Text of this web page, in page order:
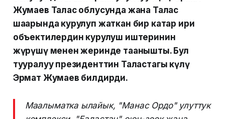
Жумаев Талас облусунда жана Талас
шаарында курулуп жаткан бир катар ири
объектилердин курулуш иштеринин
жүрүшү менен жеринде таанышты. Бул
тууралуу президенттин Таластагы өкүлү
Эрмат Жумаев билдирди.
Маалыматка ылайык, "Манас Ордо" улуттук